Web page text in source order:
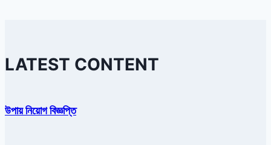
LATEST CONTENT
উপায় নিয়োগ বিজ্ঞপ্তি